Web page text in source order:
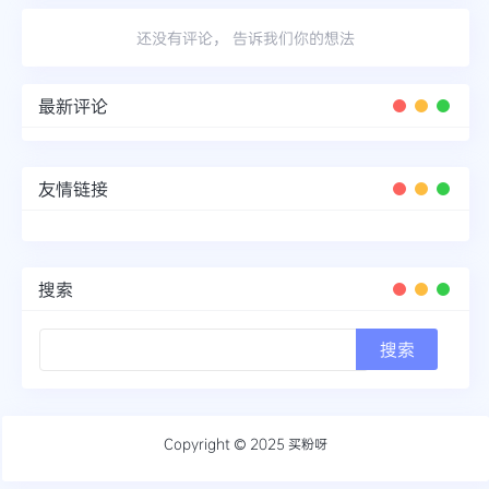
还没有评论， 告诉我们你的想法
最新评论
友情链接
搜索
Copyright © 2025 买粉呀